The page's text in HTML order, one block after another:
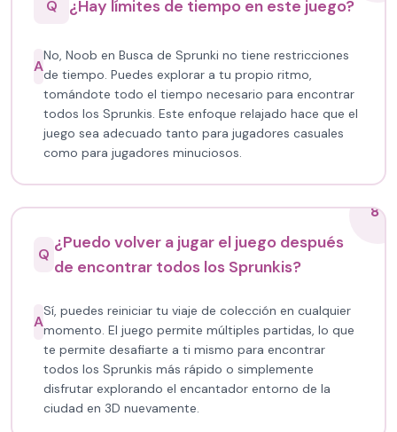
Q
¿Hay límites de tiempo en este juego?
A
No, Noob en Busca de Sprunki no tiene restricciones
de tiempo. Puedes explorar a tu propio ritmo,
tomándote todo el tiempo necesario para encontrar
todos los Sprunkis. Este enfoque relajado hace que el
juego sea adecuado tanto para jugadores casuales
como para jugadores minuciosos.
8
Q
¿Puedo volver a jugar el juego después
de encontrar todos los Sprunkis?
A
Sí, puedes reiniciar tu viaje de colección en cualquier
momento. El juego permite múltiples partidas, lo que
te permite desafiarte a ti mismo para encontrar
todos los Sprunkis más rápido o simplemente
disfrutar explorando el encantador entorno de la
ciudad en 3D nuevamente.